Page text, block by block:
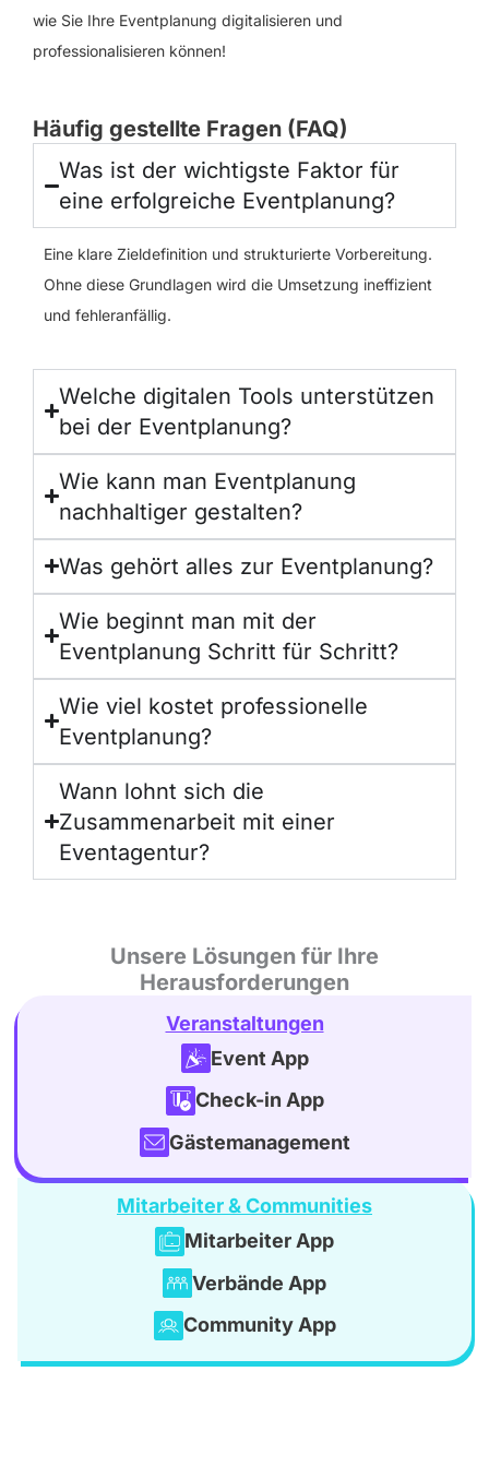
wie Sie Ihre Eventplanung digitalisieren und
professionalisieren können!
Häufig gestellte Fragen (FAQ)
Was ist der wichtigste Faktor für
eine erfolgreiche Eventplanung?
Eine klare Zieldefinition und strukturierte Vorbereitung.
Ohne diese Grundlagen wird die Umsetzung ineffizient
und fehleranfällig.
Welche digitalen Tools unterstützen
bei der Eventplanung?
Wie kann man Eventplanung
nachhaltiger gestalten?
Was gehört alles zur Eventplanung?
Wie beginnt man mit der
Eventplanung Schritt für Schritt?
Wie viel kostet professionelle
Eventplanung?
Wann lohnt sich die
Zusammenarbeit mit einer
Eventagentur?
Unsere Lösungen für Ihre
Herausforderungen
Veranstaltungen
Event App
Check-in App
Gästemanagement
Mitarbeiter & Communities
Mitarbeiter App
Verbände App
Community App